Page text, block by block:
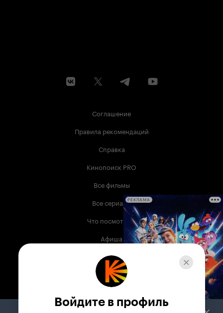
Соглашение
Правила рекомендаций
Справка
Кинопоиск PRO
Все фильмы
Все сериалы
Что посмотреть
Афиша
Музыка
Телепрограмма
Служба поддержки
РЕКЛАМА
Войдите в профиль